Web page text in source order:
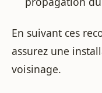
En suivant ces
assurez une
voisinage.